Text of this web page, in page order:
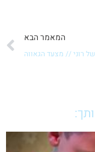
המאמר הבא
רוני // מצעד הגאווה